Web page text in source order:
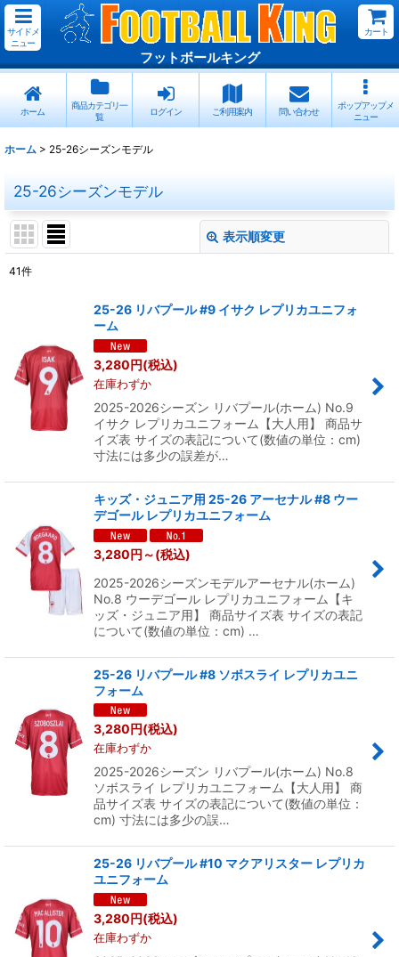
サイドメ
ニュー
フットボールキング
カート
ホーム
商品カテゴリ一
覧
ログイン ご利用案内 問い合わせ
ポップアップメ
ニュー
ホーム > 25-26シーズンモデル
25-26シーズンモデル
表示順変更
並び順
絞り込む
41件
25-26 リバプール #9 イサク レプリカユニフォ
ーム
3,280円(税込)
在庫わずか
2025-2026シーズン リバプール(ホーム) No.9
イサク レプリカユニフォーム【大人用】 商品サ
イズ表 サイズの表記について(数値の単位：cm)
寸法には多少の誤差が…
キッズ・ジュニア用 25-26 アーセナル #8 ウー
デゴール レプリカユニフォーム
3,280円 ～(税込)
2025-2026シーズンモデルアーセナル(ホーム)
No.8 ウーデゴール レプリカユニフォーム【キ
ッズ・ジュニア用】 商品サイズ表 サイズの表記
について(数値の単位：cm) …
25-26 リバプール #8 ソボスライ レプリカユニ
フォーム
3,280円(税込)
在庫わずか
2025-2026シーズン リバプール(ホーム) No.8
ソボスライ レプリカユニフォーム【大人用】 商
品サイズ表 サイズの表記について(数値の単位：
cm) 寸法には多少の誤…
25-26 リバプール #10 マクアリスター レプリカ
ユニフォーム
3,280円(税込)
在庫わずか